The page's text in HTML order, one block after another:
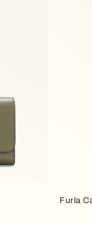
Furla